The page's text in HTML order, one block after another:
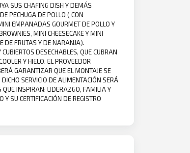
SUS CHAFING DISH Y DEMÁS
PECHUGA DE POLLO ( CON
EMPANADAS GOURMET DE POLLO Y
MINI CHEESECAKE Y MINI
DE FRUTAS Y DE NARANJA).
DESECHABLES, QUE CUBRAN
Y HIELO. EL PROVEEDOR
GARANTIZAR QUE EL MONTAJE SE
SERVICIO DE ALIMENTACIÓN SERÁ
INSPIRAN: LIDERAZGO, FAMILIA Y
SU CERTIFICACIÓN DE REGISTRO